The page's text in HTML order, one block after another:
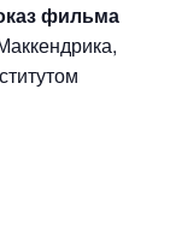
фильма